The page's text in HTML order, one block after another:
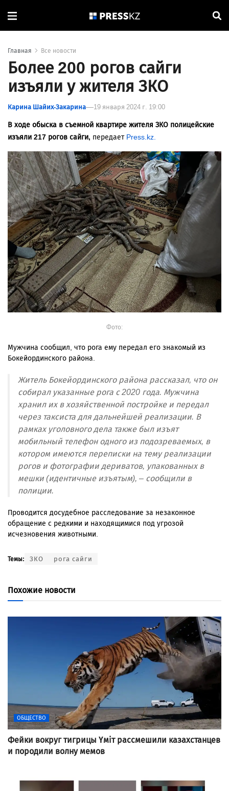
Главная Все новости
Более 200 рогов сайги
изъяли у жителя ЗКО
Карина Шайих-Закарина 19 января 2024 г. 19:00
В ходе обыска в съемной квартире жителя ЗКО полицейские
изъяли 217 рогов сайги, передает Press.kz.
Фото:
Мужчина сообщил, что рога ему передал его знакомый из
Бокейординского района.
Житель Бокейординского района рассказал, что он
собирал указанные рога с 2020 года. Мужчина
хранил их в хозяйственной постройке и передал
через таксиста для дальнейшей реализации. В
рамках уголовного дела также был изъят
мобильный телефон одного из подозреваемых, в
котором имеются переписки на тему реализации
рогов и фотографии дериватов, упакованных в
мешки (идентичные изъятым), – сообщили в
полиции.
Проводится досудебное расследование за незаконное
обращение с редкими и находящимися под угрозой
исчезновения животными.
Темы: ЗКО рога сайги
Похожие новости
ОБЩЕСТВО
Фейки вокруг тигрицы Үміт рассмешили казахстанцев
и породили волну мемов